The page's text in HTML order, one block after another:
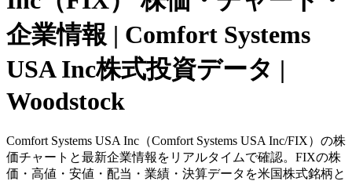
企業情報 | Comfort Systems
USA Inc株式投資データ |
Woodstock
Comfort Systems USA Inc（Comfort Systems USA Inc/FIX）の株
価チャートと最新企業情報をリアルタイムで確認。FIXの株
価・高値・安値・配当・業績・決算データを米国株式銘柄と